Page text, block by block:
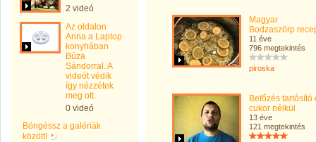
2 videó
Az oldalon
Anna a Laptop
konyhában
Búza
Sándorral. A
videót védik
így nézzétek
meg ott.
0 videó
Böngéssz a galériák
között!
Magyar
Bodzaszörp
11 éve
796 megtekintés
piroska
Befőzés tartósító
cukor nélkül
13 éve
121 megtekintés